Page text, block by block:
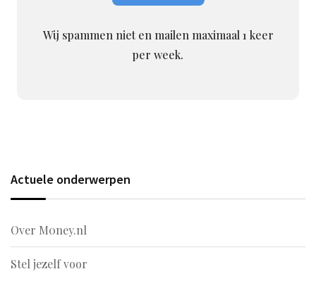
Wij spammen niet en mailen maximaal 1 keer
per week.
Actuele onderwerpen
Over M0ney.nl
Stel jezelf voor